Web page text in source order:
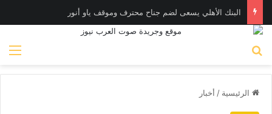
البنك الأهلي يسعى لضم جناح محترف وموقف ياو أنور
الرئيسية / أخبار